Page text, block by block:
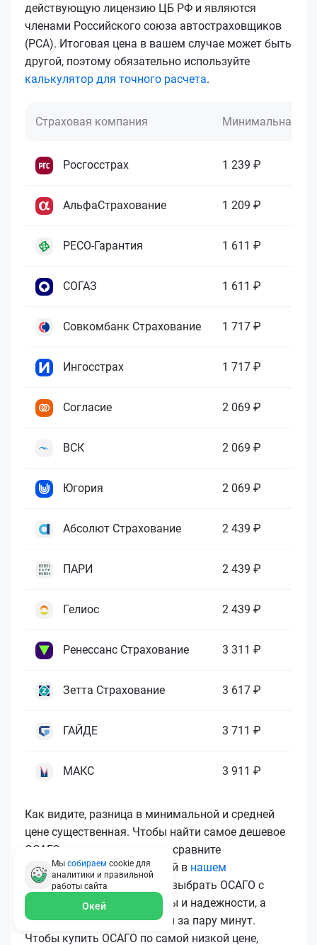
действующую лицензию ЦБ РФ и являются
членами Российского союза автостраховщиков
(РСА). Итоговая цена в вашем случае может быть
другой, поэтому обязательно используйте
калькулятор для точного расчета.
Страховая компания Минимальная
Росгосстрах 1 239 ₽
АльфаСтрахование 1 209 ₽
РЕСО-Гарантия 1 611 ₽
СОГАЗ 1 611 ₽
Совкомбанк Страхование 1 717 ₽
Ингосстрах 1 717 ₽
Согласие 2 069 ₽
ВСК 2 069 ₽
Югория 2 069 ₽
Абсолют Страхование 2 439 ₽
ПАРИ 2 439 ₽
Гелиос 2 439 ₽
Ренессанс Страхование 3 311 ₽
Зетта Страхование 3 617 ₽
ГАЙДЕ 3 711 ₽
МАКС 3 911 ₽
Как видите, разница в минимальной и средней
цене существенная. Чтобы найти самое дешевое
ОСАГО и не переплачивать, сравните
предложения всех компаний в нашем
калькуляторе. Вы сможете выбрать ОСАГО с
лучшим соотношением цены и надежности, а
затем купить ОСАГО онлайн за пару минут.
Чтобы купить ОСАГО по самой низкой цене,
Мы собираем cookie для
аналитики и правильной
работы сайта
Окей